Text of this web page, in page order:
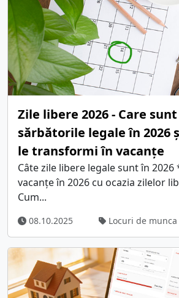
Zile libere 2026 - Care sunt
sărbătorile legale în 2026
le transformi în vacanțe
Câte zile libere legale sunt în 2026
vacanțe în 2026 cu ocazia zilelor
Cum...
08.10.2025 Locuri de munca